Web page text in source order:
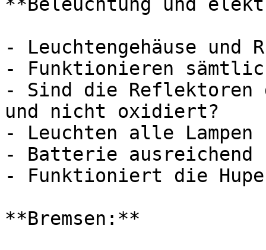
- Leuchtengehäuse und
- Funktionieren
- Sind die Reflektoren
und nicht oxidiert?
- Leuchten alle
- Batterie ausreichend
- Funktioniert die
**Bremsen:**